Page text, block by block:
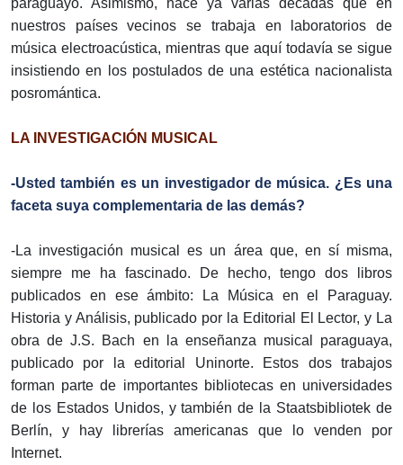
paraguayo. Asimismo, hace ya varias décadas que en
nuestros países vecinos se trabaja en laboratorios de
música electroacústica, mientras que aquí todavía se sigue
insistiendo en los postulados de una estética nacionalista
posromántica.
LA INVESTIGACIÓN MUSICAL
-Usted también es un investigador de música. ¿Es una
faceta suya complementaria de las demás?
-La investigación musical es un área que, en sí misma,
siempre me ha fascinado. De hecho, tengo dos libros
publicados en ese ámbito: La Música en el Paraguay.
Historia y Análisis, publicado por la Editorial El Lector, y La
obra de J.S. Bach en la enseñanza musical paraguaya,
publicado por la editorial Uninorte. Estos dos trabajos
forman parte de importantes bibliotecas en universidades
de los Estados Unidos, y también de la Staatsbibliotek de
Berlín, y hay librerías americanas que lo venden por
Internet.